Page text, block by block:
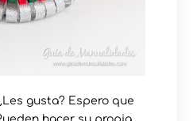
gusta? Espero que